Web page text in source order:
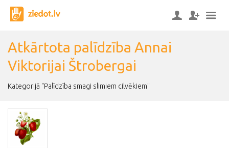
Atkārtota palīdzība Annai
Viktorijai Štrobergai
Kategorijā "Palīdzība smagi slimiem cilvēkiem"